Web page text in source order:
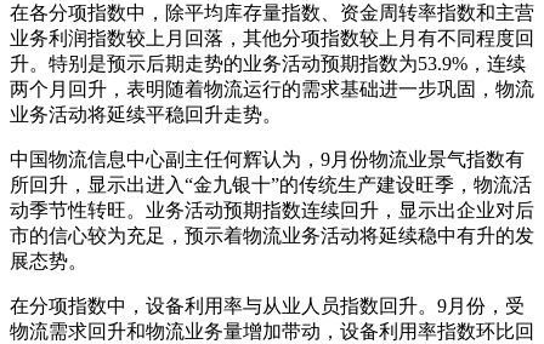
在各分项指数中，除平均库存量指数、资金周转率指数和主营
业务利润指数较上月回落，其他分项指数较上月有不同程度回
升。特别是预示后期走势的业务活动预期指数为53.9%，连续
两个月回升，表明随着物流运行的需求基础进一步巩固，物流
业务活动将延续平稳回升走势。
中国物流信息中心副主任何辉认为，9月份物流业景气指数有
所回升，显示出进入“金九银十”的传统生产建设旺季，物流活
动季节性转旺。业务活动预期指数连续回升，显示出企业对后
市的信心较为充足，预示着物流业务活动将延续稳中有升的发
展态势。
在分项指数中，设备利用率与从业人员指数回升。9月份，受
物流需求回升和物流业务量增加带动，设备利用率指数环比回